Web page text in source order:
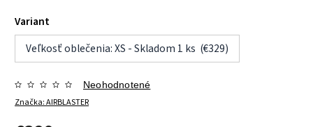
Variant
Veľkosť oblečenia: XS - Skladom 1 ks (€329)
Značka:AIRBLASTER
Neohodnotené